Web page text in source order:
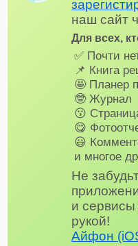
наш сайт
Для всех,
✅ Почти
📌 Книга
🤩 Планер
🤓 Журнал
😗
😋
😃
и многое
Не
и сервисы
рукой!
Айфон